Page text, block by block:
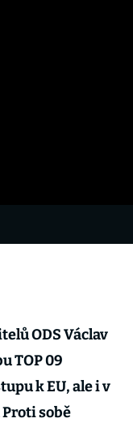
ODS Václav
TOP 09
k EU, ale i v
sobě